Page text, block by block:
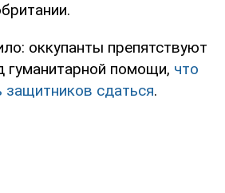
оккупанты препятствуют
гуманитарной помощи, что
защитников сдаться.